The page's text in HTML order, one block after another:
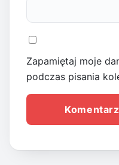
Zapamiętaj moje
podczas pisania